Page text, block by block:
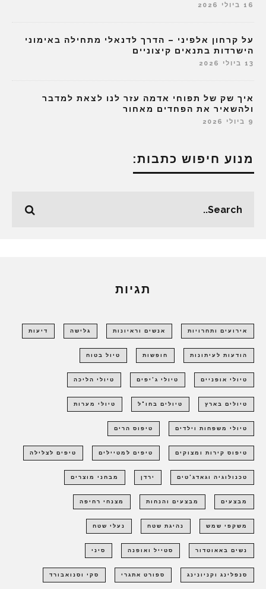
16 ביולי 2026
על קרחון אלפיני – הדרך לדנאלי מתחילה באימוני
הישרדות בתנאים קיצוניים
13 ביולי 2026
איך שק של תפוחי אדמה עזר לנו לצאת למדבר
ולהשאיר את הפחדים מאחור
9 ביולי 2026
מנוע חיפוש כתבות:
תגיות
אירועים ותחרויות אנשים וראיונות גלישה דיעות
הודעות לעיתונות חופשות טיול בטוח
טיולי אופניים טיולי ג'יפים טיולי הליכה
טיולים בארץ טיולים בחו"ל טיולי מערות
טיולי משפחות וילדים טיפוס הרים
טיפוס קירות ומצוקים טיפים למטיילים טיפים לצלילה
טכנולוגיה וגאדג'טים ירדן מבחני מוצרים
מבצעים מבצעים והנחות מצנחי רחיפה
משקפי שמש נהיגת שטח נעלי שטח
נשים באאוטדור סטייל ואופנה סיני
סנפלינג וקניונינג ספורט אתגרי סקי וסנואבורד